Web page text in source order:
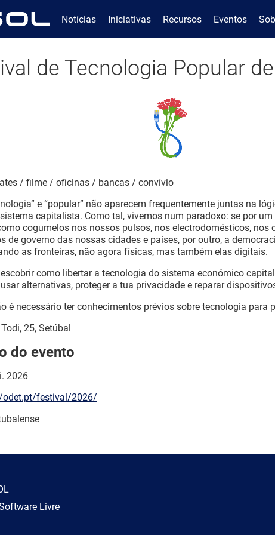
Notícias Iniciativas Recursos Eventos
de Tecnologia Popular
/ filme / oficinas / bancas / convívio
e “popular” não aparecem frequentemente juntas na
capitalista. Como tal, vivemos num paradoxo: se por
cogumelos nos nossos pulsos, nos electrodomésticos, nos
de governo das nossas cidades e países, por outro, a
as fronteiras, não agora físicas, mas também elas digitais.
como libertar a tecnologia do sistema económico
alternativas, proteger a tua privacidade e reparar
é necessário ter conhecimentos prévios sobre tecnologia para
25, Setúbal
do evento
2026
odet.pt/festival/2026/
Livre